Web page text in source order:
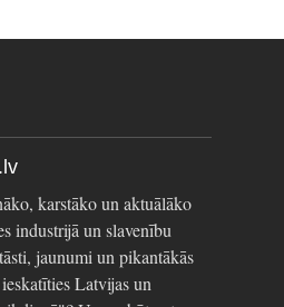
karstāko un aktuālāko
industrijā un slavenību
jaunumi un pikantākās
Latvijas un